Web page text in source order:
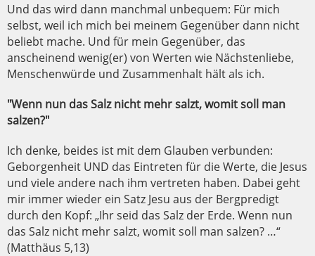
Und das wird dann manchmal unbequem: Für mich
selbst, weil ich mich bei meinem Gegenüber dann nicht
beliebt mache. Und für mein Gegenüber, das
anscheinend wenig(er) von Werten wie Nächstenliebe,
Menschenwürde und Zusammenhalt hält als ich.
"Wenn nun das Salz nicht mehr salzt, womit soll man
salzen?"
Ich denke, beides ist mit dem Glauben verbunden:
Geborgenheit UND das Eintreten für die Werte, die Jesus
und viele andere nach ihm vertreten haben. Dabei geht
mir immer wieder ein Satz Jesu aus der Bergpredigt
durch den Kopf: „Ihr seid das Salz der Erde. Wenn nun
das Salz nicht mehr salzt, womit soll man salzen? …“
(Matthäus 5,13)